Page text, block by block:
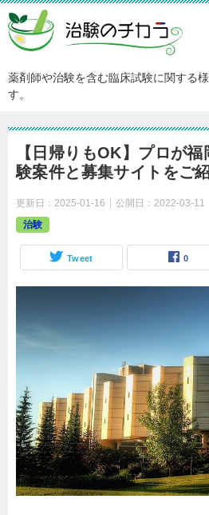
薬剤師や治験を含む臨床試験に関する
す。
【日帰りもOK】プロが
験案件と募集サイトをご
更新日： 2025-01-16 公開日： 2022-03-11
治験
Tweet 0